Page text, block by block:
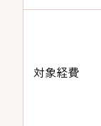
対象経費